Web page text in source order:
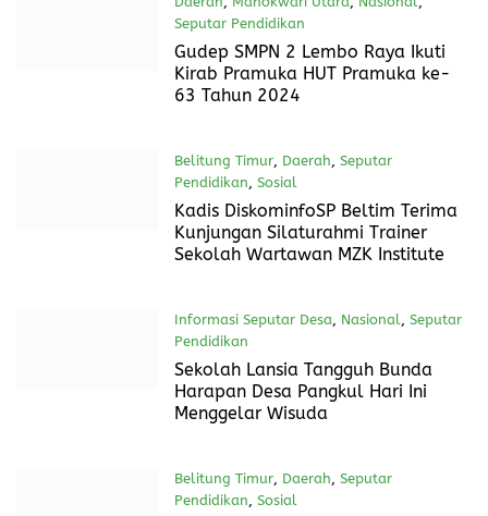
Nasional,Seputar Pendidikan
2024
Beri Kuliah Umum di UNPAD,
Menteri AHY Ungkap Capaian
Sertipikat Tanah Elektronik Ningkat
Daerah, Manokwari Utara,Seputar
Pendidikan
9 September 2024
Kepala SMPN 2 Lembo Raya
Berikan Lencana Tanda Jasa
kepada Ketua Osis Berprestasi dan
Daerah,Manokwari Utara,Nasional,
Seputar Pendidikan
12 Agustus 2024
Gudep SMPN 2 Lembo Raya Ikuti
Kirab Pramuka HUT Pramuka ke-
63 Tahun 2024
Belitung Timur, Daerah, Seputar
Pendidikan, Sosial